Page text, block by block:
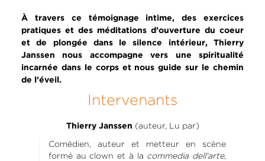
À travers ce témoignage intime, des exercices
pratiques et des méditations d’ouverture du coeur
et de plongée dans le silence intérieur, Thierry
Janssen nous accompagne vers une spiritualité
incarnée dans le corps et nous guide sur le chemin
de l’éveil.
Intervenants
Thierry Janssen (auteur, Lu par)
Comédien, auteur et metteur en scène
formé au clown et à la commedia dell'arte,